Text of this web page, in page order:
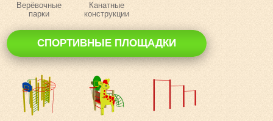
Верёвочные
парки
Канатные
конструкции
СПОРТИВНЫЕ ПЛОЩАДКИ